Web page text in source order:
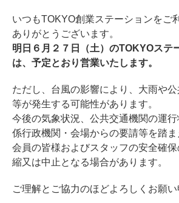
いつもTOKYO創業ステーションをご
ありがとうございます。
明日６月２７日（土）のTOKYOステ
は、予定とおり営業いたします。
ただし、台風の影響により、大雨や
等が発生する可能性があります。
今後の気象状況、公共交通機関の運
係行政機関・会場からの要請等を踏ま
会員の皆様およびスタッフの安全確
縮又は中止となる場合があります。
ご理解とご協力のほどよろしくお願い